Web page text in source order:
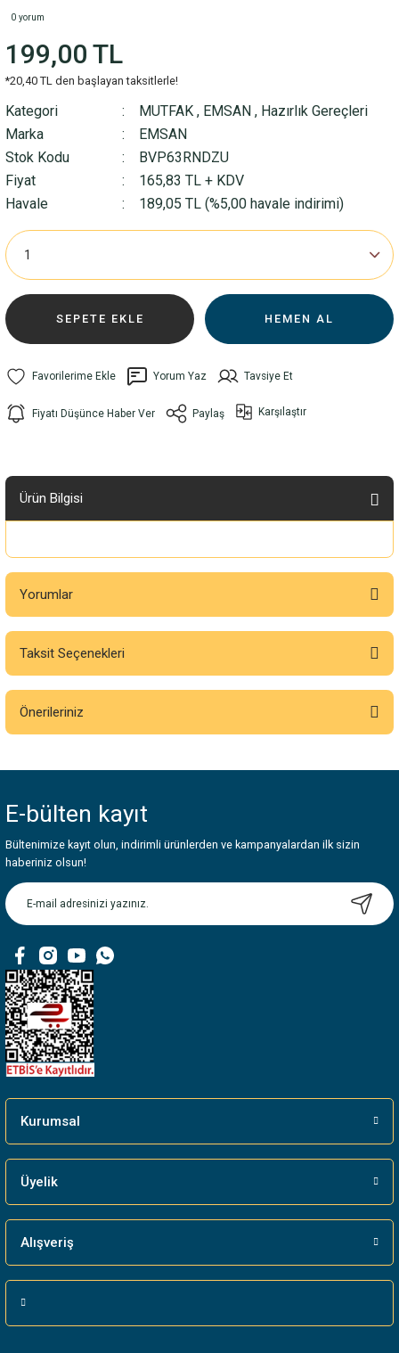
0 yorum
199,00 TL
*20,40 TL den başlayan taksitlerle!
Kategori MUTFAK , EMSAN , Hazırlık Gereçleri
Marka
EMSAN
Stok Kodu
BVP63RNDZU
Fiyat
165,83 TL + KDV
Havale
189,05 TL (%5,00 havale indirimi)
SEPETE EKLE HEMEN AL
Yorum Yaz Tavsiye Et
Fiyatı Düşünce Haber Ver Paylaş Karşılaştır
Ürün Bilgisi
Yorumlar
Bu ürüne ilk yorumu siz yapın!
Taksit Seçenekleri
Önerileriniz
Görüş ve önerileriniz için teşekkür ederiz.
Ürün resmi kalitesiz, bozuk veya görüntülenemiyor.
Ürün açıklamasında eksik bilgiler bulunuyor.
Ürün bilgilerinde hatalar bulunuyor.
Bu ürüne benzer farklı alternatifler olmalı.
E-bülten kayıt
Bültenimize kayıt olun, indirimli ürünlerden ve kampanyalardan ilk sizin
haberiniz olsun!
Kurumsal
Üyelik
Alışveriş